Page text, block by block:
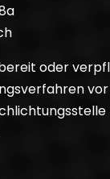
oder